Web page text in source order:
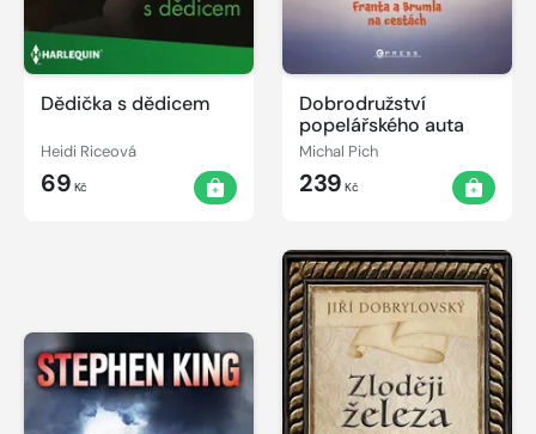
Dědička s dědicem
Heidi Riceová
69 Kč
Dobrodružství
popelářského auta
Michal Pich
239 Kč